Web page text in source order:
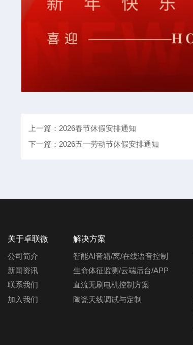
上一篇：2026春节休假安排通知
下一篇：2026五一劳动节休假安排通知
关于卓联微
公司简介
新闻资讯
联系我们
加入我们
解决方案
智能AI音箱/离/在线语音控制
生命体征监测/云端后台/APP
直流无刷电机控制方案
陶瓷天线调试与定制